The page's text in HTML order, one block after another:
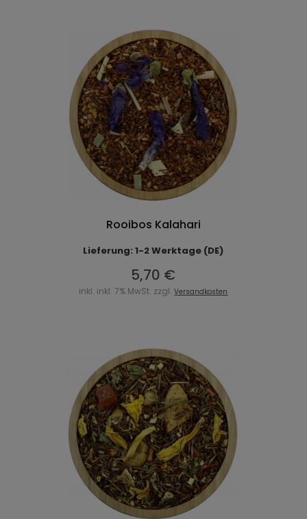
Rooibos Kalahari
Lieferung: 1-2 Werktage (DE)
5,70 €
inkl. inkl. 7% MwSt. zzgl.Versandkosten